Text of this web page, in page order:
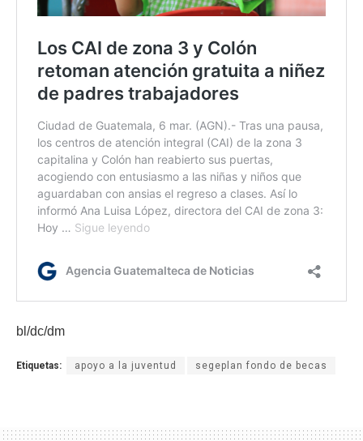
bl/dc/dm
Etiquetas: apoyo a la juventud segeplan fondo de becas